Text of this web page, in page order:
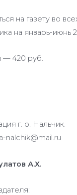
на газету во
на январь-июнь
— 420 руб.
г. о. Нальчик.
nalchik@mail.ru
А.Х.